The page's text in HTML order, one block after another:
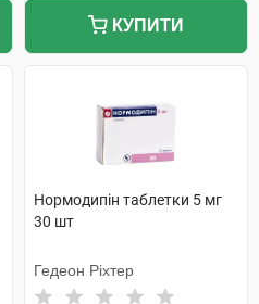
КУПИТИ
Нормодипін таблетки 5 мг
30 шт
Гедеон Ріхтер